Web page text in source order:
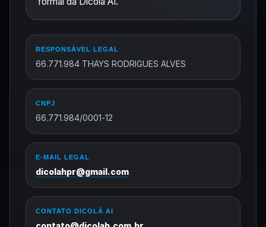
RESPONSÁVEL LEGAL
66.771.984 THAYS RODRIGUES ALVES
CNPJ
66.771.984/0001-12
E-MAIL LEGAL
dicolahpr@gmail.com
CONTATO DICOLÁ AI